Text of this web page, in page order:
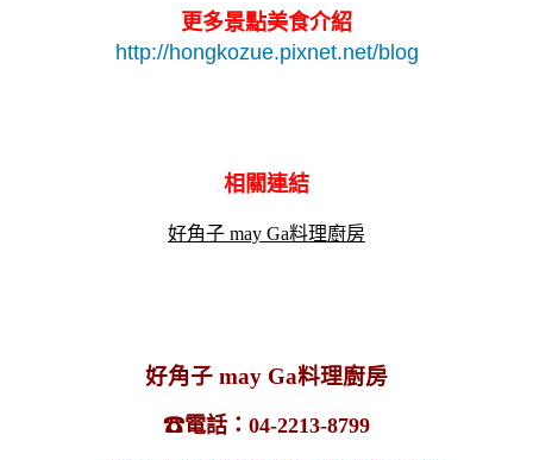
更多景點美食介紹
http://hongkozue.pixnet.net/blog
相關連結
好角子 may Ga料理廚房
好角子 may Ga料理廚房
☎電話 ：04-2213-8799